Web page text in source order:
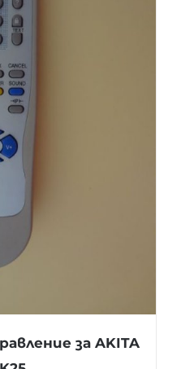
за AKITA